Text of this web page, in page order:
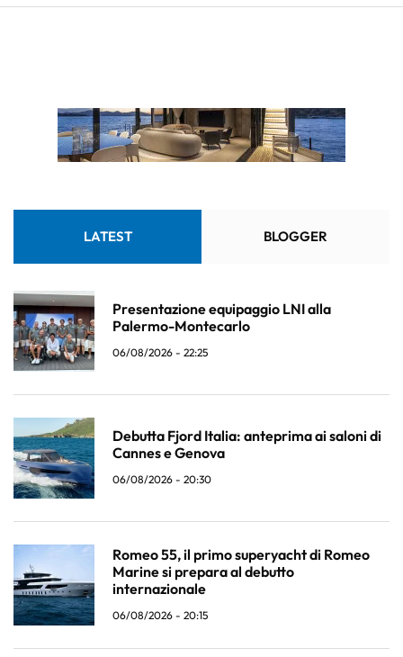
LATEST BLOGGER
Presentazione equipaggio LNI alla
Palermo-Montecarlo
06/08/2026 - 22:25
Debutta Fjord Italia: anteprima ai saloni di
Cannes e Genova
06/08/2026 - 20:30
Romeo 55, il primo superyacht di Romeo
Marine si prepara al debutto
internazionale
06/08/2026 - 20:15